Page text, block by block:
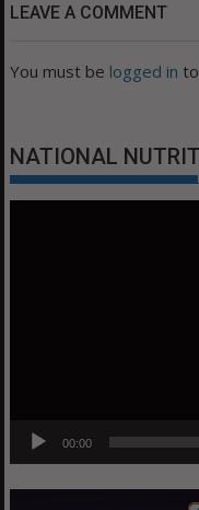
LEAVE A COMMENT
You must be logged in
NATIONAL
00:00